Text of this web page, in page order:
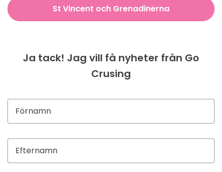
St Vincent och Grenadinerna
Ja tack! Jag vill få nyheter från Go
Crusing